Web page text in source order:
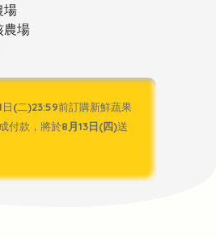
場
農場
日(二)23:59前訂購新鮮蔬果
付款，將於8月13日(四)送